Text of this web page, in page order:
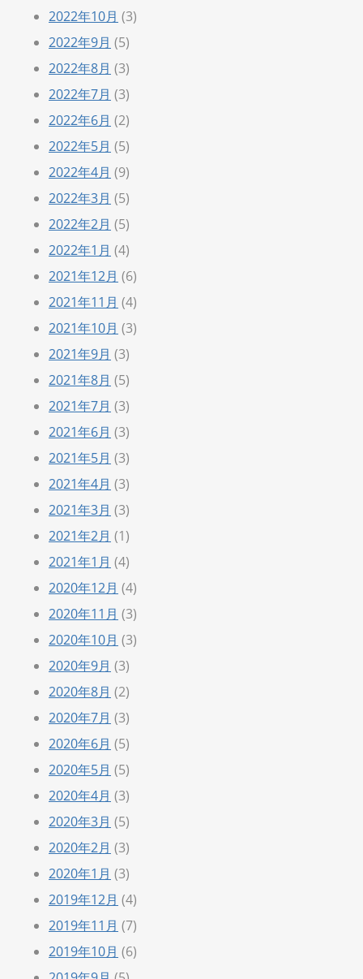
2022年10月 (3)
2022年9月 (5)
2022年8月 (3)
2022年7月 (3)
2022年6月 (2)
2022年5月 (5)
2022年4月 (9)
2022年3月 (5)
2022年2月 (5)
2022年1月 (4)
2021年12月 (6)
2021年11月 (4)
2021年10月 (3)
2021年9月 (3)
2021年8月 (5)
2021年7月 (3)
2021年6月 (3)
2021年5月 (3)
2021年4月 (3)
2021年3月 (3)
2021年2月 (1)
2021年1月 (4)
2020年12月 (4)
2020年11月 (3)
2020年10月 (3)
2020年9月 (3)
2020年8月 (2)
2020年7月 (3)
2020年6月 (5)
2020年5月 (5)
2020年4月 (3)
2020年3月 (5)
2020年2月 (3)
2020年1月 (3)
2019年12月 (4)
2019年11月 (7)
2019年10月 (6)